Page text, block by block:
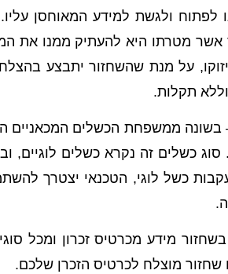
לפתוח ולגשת למידע המאוחסן
אשר מטרתו היא להעתיק ממנו את
על מנת שהשחזור יתבצע
תקלות.
בשונה ממשפחת הכשלים המכאניים
סוג כשלים זה נקרא כשלים
כשל לוגי, הטכנאי יצטרך
קייר נסיון של מעל ל-15 שנה בשחזור מידע
מוצלח לכרטיס הזכרן שלכם.